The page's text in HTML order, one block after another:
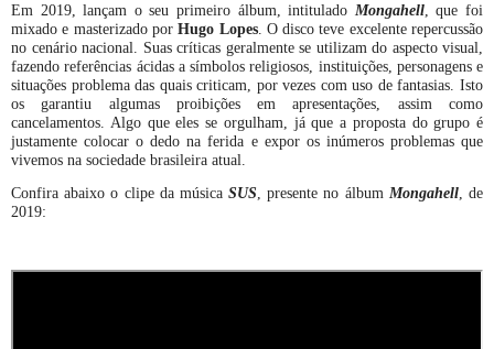
Em 2019, lançam o seu primeiro álbum, intitulado Mongahell, que foi
mixado e masterizado porHugo Lopes. O disco teve excelente repercussão
no cenário nacional. Suas críticas geralmente se utilizam do aspecto visual,
fazendo referências ácidas a símbolos religiosos, instituições, personagens e
situações problema das quais criticam, por vezes com uso de fantasias. Isto
os garantiu algumas proibições em apresentações, assim como
cancelamentos. Algo que eles se orgulham, já que a proposta do grupo é
justamente colocar o dedo na ferida e expor os inúmeros problemas que
vivemos na sociedade brasileira atual.
Confira abaixo o clipe da músicaSUS , presente no álbum Mongahell, de
2019: